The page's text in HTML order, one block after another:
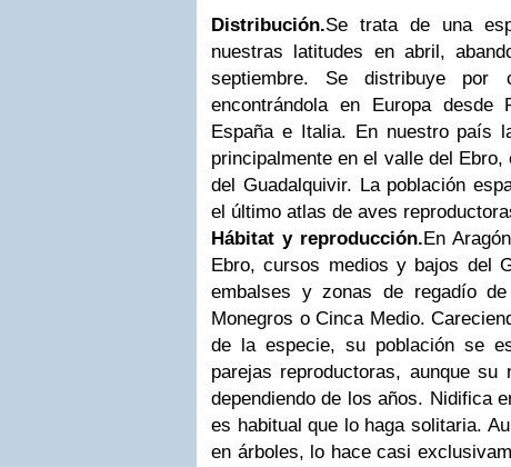
Distribución.Se trata de una
nuestras latitudes en abril,
septiembre. Se distribuye por
encontrándola en Europa desde
España e Italia. En nuestro país
principalmente en el valle del
del Guadalquivir. La población
el último atlas de aves
Hábitat y reproducción.En
Ebro, cursos medios y bajos del
embalses y zonas de regadío
Monegros o Cinca Medio.
de la especie, su población se
parejas reproductoras, aunque su
dependiendo de los años. Nidifica
es habitual que lo haga solitaria.
en árboles, lo hace casi